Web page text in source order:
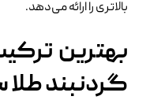
بالاتری را ارائه می‌دهد.
بهترین
گردنبند